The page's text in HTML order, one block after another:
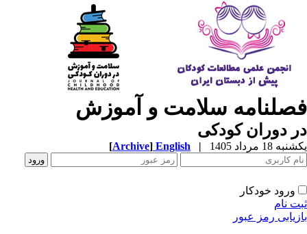
سلامت و آموزش
دوران کودکی
18 مرداد 1405 |
English
[Archive]
ورود خودکار
نام
رمز عبور